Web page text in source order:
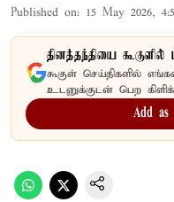
Published on: 15 May 2026,
தினத்தந்தியை கூகுளில்
கூகுள் செய்திகளில்
உடனுக்குடன் பெற
Add as